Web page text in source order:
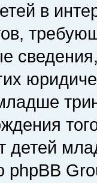
в
детей
phpBB